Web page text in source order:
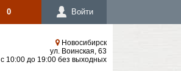
0 Войти
Новосибирск
ул. Воинская, 63
с 10:00 до 19:00 без выходных